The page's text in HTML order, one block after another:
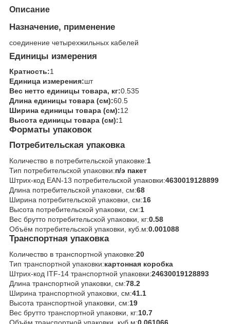
Описание
Назначение, применение
соединение четырехжильных кабелей
Единицы измерения
Кратность:1
Единица измерения:шт
Вес нетто единицы товара, кг:0.535
Длина единицы товара (см):60.5
Ширина единицы товара (см):12
Высота единицы товара (см):1
Форматы упаковок
Потребительская упаковка
Количество в потребительской упаковке:1
Тип потребительской упаковки:п/э пакет
Штрих-код EAN-13 потребительской упаковки:4630019128899
Длина потребительской упаковки, см:68
Ширина потребительской упаковки, см:16
Высота потребительской упаковки, см:1
Вес брутто потребительской упаковки, кг:0.58
Объём потребительской упаковки, куб.м:0.001088
Транспортная упаковка
Количество в транспортной упаковке:20
Тип транспортной упаковки:картонная коробка
Штрих-код ITF-14 транспортной упаковки:24630019128893
Длина транспортной упаковки, см:78.2
Ширина транспортной упаковки, см:41.1
Высота транспортной упаковки, см:19
Вес брутто транспортной упаковки, кг:10.7
Объём транспортной упаковки, куб.м:0.061066